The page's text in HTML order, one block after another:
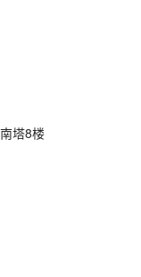
塔8楼